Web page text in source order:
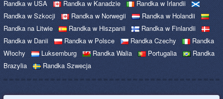
Randka w USA
Randka w Kanadzie
Randka w Irlandii
Randka w Szkocji
Randka w Norwegii
Randka w Holandii
Randka na Litwie
Randka w Hiszpanii
Randka w Finlandii
Randka w Danii
Randka w Polsce Randka Czechy
Randka
Włochy
Luksemburg Randka Walia Portugalia
Randka
Brazylia
Randka Szwecja